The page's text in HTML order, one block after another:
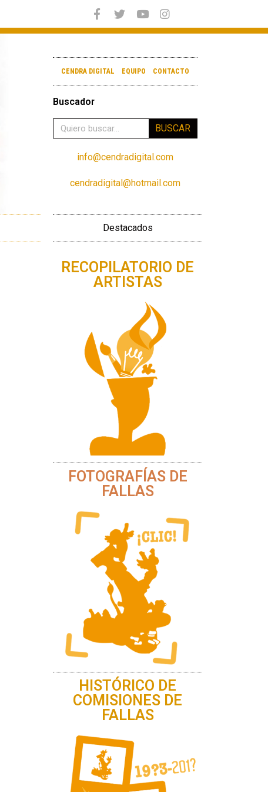
CENDRA DIGITAL EQUIPO CONTACTO
Buscador
BUSCAR
info@cendradigital.com
cendradigital@hotmail.com
Destacados
RECOPILATORIO DE
ARTISTAS
FOTOGRAFÍAS DE
FALLAS
HISTÓRICO DE
COMISIONES DE
FALLAS